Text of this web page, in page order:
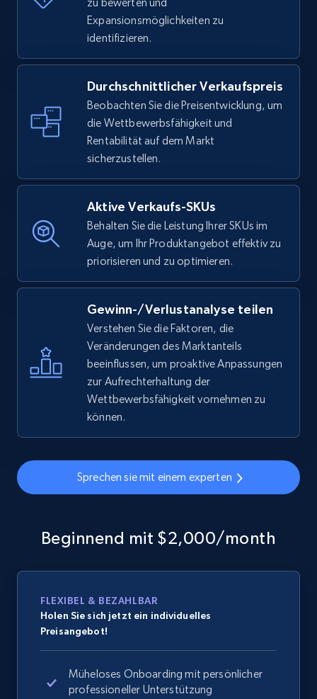
Expansionsmöglichkeiten zu
identifizieren.
Durchschnittlicher Verkaufspreis
Beobachten Sie die Preisentwicklung, um
die Wettbewerbsfähigkeit und
Rentabilität auf dem Markt
sicherzustellen.
Aktive Verkaufs-SKUs
Behalten Sie die Leistung Ihrer SKUs im
Auge, um Ihr Produktangebot effektiv zu
priorisieren und zu optimieren.
Gewinn-/Verlustanalyse teilen
Verstehen Sie die Faktoren, die
Veränderungen des Marktanteils
beeinflussen, um proaktive Anpassungen
zur Aufrechterhaltung der
Wettbewerbsfähigkeit vornehmen zu
können.
Sprechen sie mit einem experten
Beginnend mit $2,000/month
FLEXIBEL & BEZAHLBAR
Holen Sie sich jetzt ein individuelles
Preisangebot!
Müheloses Onboarding mit persönlicher
professioneller Unterstützung